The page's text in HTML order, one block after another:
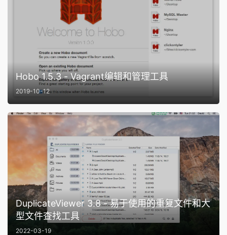
Hobo 1.5.3 - Vagrant编辑和管理工具
2019-10-12
DuplicateViewer 3.8 - 易于使用的重复文件和大
型文件查找工具
2022-03-19